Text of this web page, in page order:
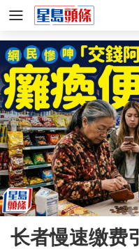
长者慢速缴费